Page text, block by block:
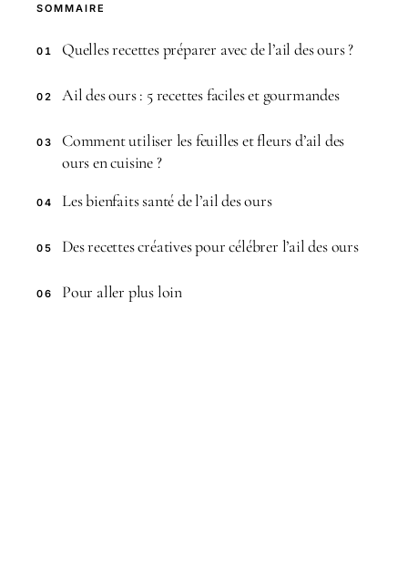
SOMMAIRE
01 Quelles recettes préparer avec de l’ail des ours ?
02 Ail des ours : 5 recettes faciles et gourmandes
03
Comment utiliser les feuilles et fleurs d’ail des
ours en cuisine ?
04 Les bienfaits santé de l’ail des ours
05 Des recettes créatives pour célébrer l’ail des ours
06 Pour aller plus loin